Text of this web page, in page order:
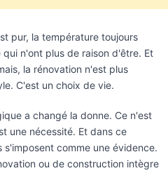
pur, la température toujours
n'ont plus de raison d'être. Et
la rénovation n'est plus
C'est un choix de vie.
a changé la donne. Ce n'est
une nécessité. Et dans ce
comme une évidence.
ou de construction intègre